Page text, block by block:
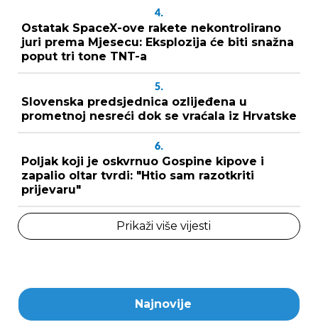
4.
Ostatak SpaceX-ove rakete nekontrolirano
juri prema Mjesecu: Eksplozija će biti snažna
poput tri tone TNT-a
5.
Slovenska predsjednica ozlijeđena u
prometnoj nesreći dok se vraćala iz Hrvatske
6.
Poljak koji je oskvrnuo Gospine kipove i
zapalio oltar tvrdi: "Htio sam razotkriti
prijevaru"
Prikaži više vijesti
Najnovije